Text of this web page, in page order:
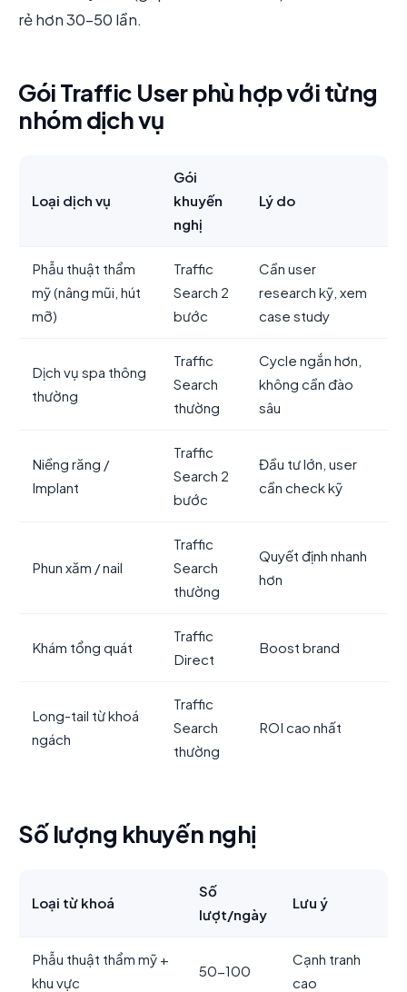
rẻ hơn 30-50 lần.
Gói Traffic User phù hợp với từng
nhóm dịch vụ
Loại dịch vụ
Gói
khuyến
nghị
Lý do
Phẫu thuật thẩm
mỹ (nâng mũi, hút
mỡ)
Traffic
Search 2
bước
Cần user
research kỹ, xem
case study
Dịch vụ spa thông
thường
Traffic
Search
thường
Cycle ngắn hơn,
không cần đào
sâu
Niềng răng /
Implant
Traffic
Search 2
bước
Đầu tư lớn, user
cần check kỹ
Phun xăm / nail
Traffic
Search
thường
Quyết định nhanh
hơn
Khám tổng quát
Traffic
Direct
Boost brand
Long-tail từ khoá
ngách
Traffic
Search
thường
ROI cao nhất
Số lượng khuyến nghị
Loại từ khoá
Số
lượt/ngày
Lưu ý
Phẫu thuật thẩm mỹ +
khu vực
50-100
Cạnh tranh
cao